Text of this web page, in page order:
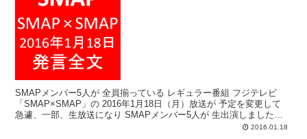
SMAPメンバー5人が 全員揃っている レギュラー番組 フジテレビ
「SMAP×SMAP」の 2016年1月18日（月）放送が 予定を変更して
急遽、一部、生放送になり SMAPメンバー5人が 生出演しました。
2016.01.18